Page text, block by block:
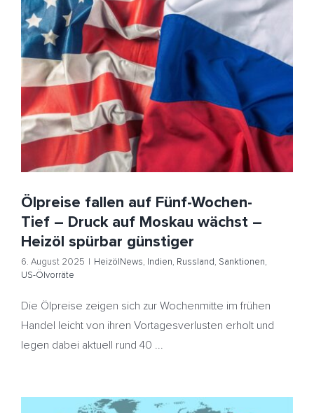
Ölpreise fallen auf Fünf-Wochen-Tief – Druck auf
Moskau wächst – Heizöl spürbar günstiger
HeizölNews Indien Russland Sanktionen US-Ölvorräte
Ölpreise fallen auf Fünf-Wochen-
Tief – Druck auf Moskau wächst –
Heizöl spürbar günstiger
6. August 2025 | HeizölNews, Indien, Russland, Sanktionen,
US-Ölvorräte
Die Ölpreise zeigen sich zur Wochenmitte im frühen
Handel leicht von ihren Vortagesverlusten erholt und
legen dabei aktuell rund 40 ...